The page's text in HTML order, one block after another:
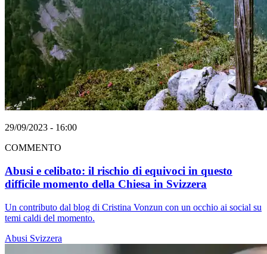
29/09/2023 - 16:00
COMMENTO
Abusi e celibato: il rischio di equivoci in questo
difficile momento della Chiesa in Svizzera
Un contributo dal blog di Cristina Vonzun con un occhio ai social su
temi caldi del momento.
Abusi Svizzera